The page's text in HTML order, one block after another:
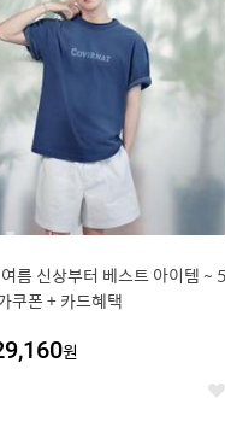
름 신상부터 베스트 아이템 ~ 5
쿠폰 + 카드혜택
원
좋